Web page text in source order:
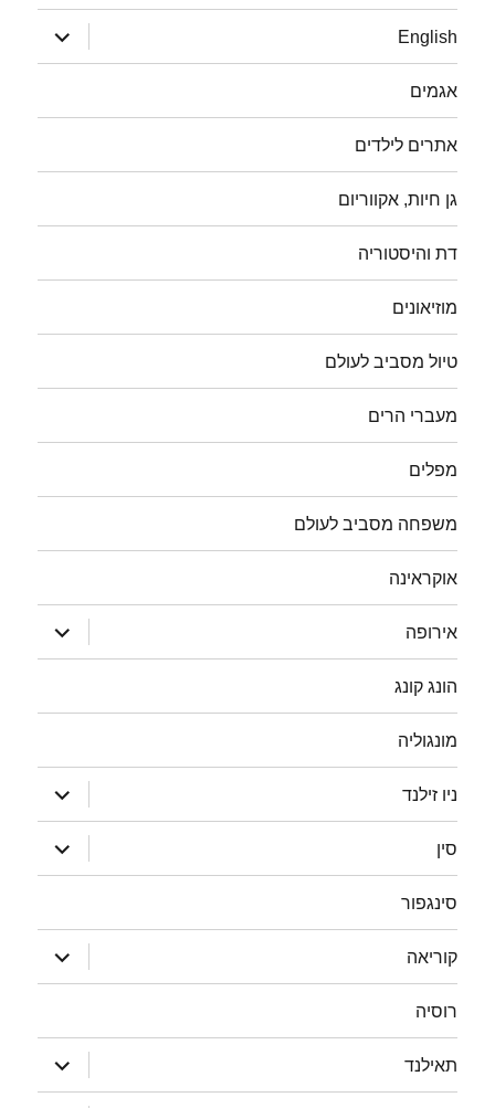
English
הצג
תפריט
אגמים
אתרים לילדים
גן חיות, אקווריום
דת והיסטוריה
מוזיאונים
טיול מסביב לעולם
מעברי הרים
מפלים
משפחה מסביב לעולם
אוקראינה
אירופה
הצג
תפריט
הונג קונג
מונגוליה
ניו זילנד
הצג
תפריט
סין
הצג
תפריט
סינגפור
קוריאה
הצג
תפריט
רוסיה
תאילנד
הצג
תפריט